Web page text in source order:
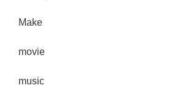
Make
movie
music